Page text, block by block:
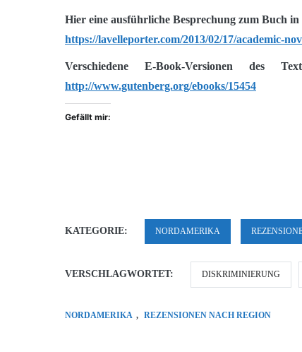
Hier eine ausführliche Besprechung zum Buch in
https://lavelleporter.com/2013/02/17/academic-
Verschiedene E-Book-Versionen des
http://www.gutenberg.org/ebooks/15454
Gefällt mir:
KATEGORIE: NORDAMERIKA
VERSCHLAGWORTET: DISKRIMINIERUNG
NORDAMERIKA , REZENSIONEN NACH REGION